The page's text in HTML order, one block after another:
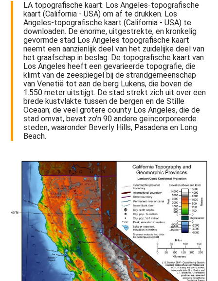
LA topografische kaart. Los Angeles-topografische
kaart (California - USA) om af te drukken. Los
Angeles-topografische kaart (California - USA) te
downloaden. De enorme, uitgestrekte, en kronkelig
gevormde stad Los Angeles topografische kaart
neemt een aanzienlijk deel van het zuidelijke deel van
het graafschap in beslag. De topografische kaart van
Los Angeles heeft een gevarieerde topografie, die
klimt van de zeespiegel bij de strandgemeenschap
van Venetië tot aan de berg Lukens, die boven de
1.550 meter uitstijgt. De stad strekt zich uit over een
brede kustvlakte tussen de bergen en de Stille
Oceaan; de veel grotere county Los Angeles, die de
stad omvat, bevat zo'n 90 andere geïncorporeerde
steden, waaronder Beverly Hills, Pasadena en Long
Beach.